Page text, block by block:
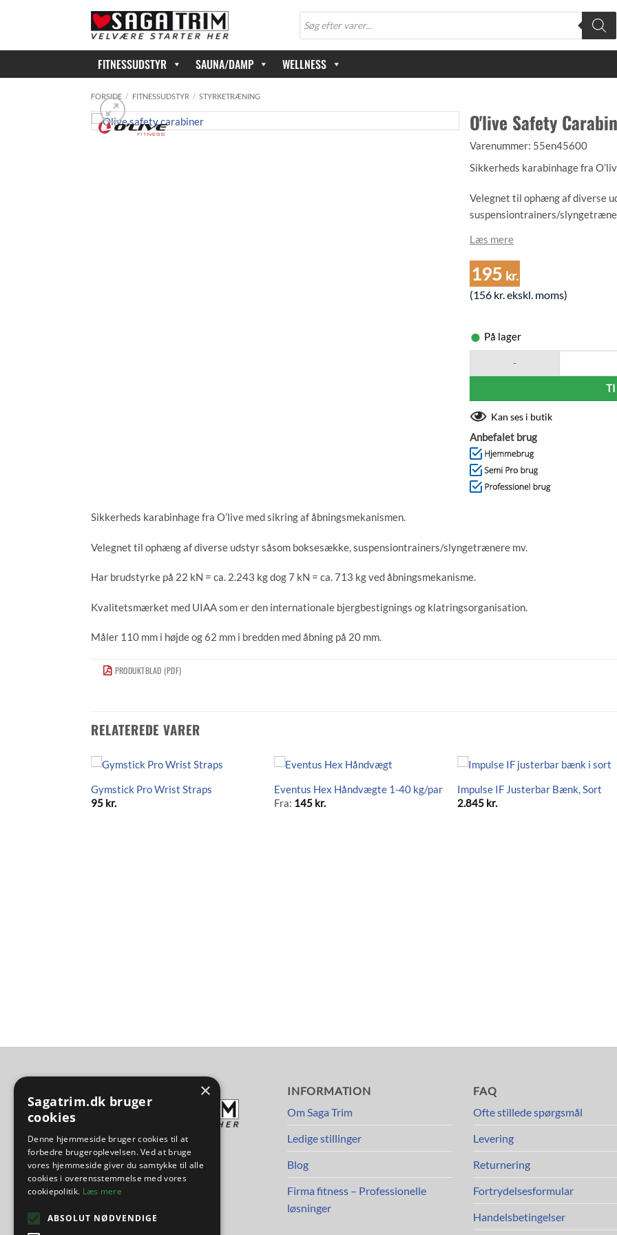
Products
search
FITNESSUDSTYR SAUNA/DAMP WELLNESS
FORSIDE / FITNESSUDSTYR / STYRKETRÆNING
O'live Safety
Varenummer: 55en45600
Sikkerheds karabinhage fra
Velegnet til ophæng af diverse
suspensiontrainers/
Har brudstyrke på 22 kN = ca.
åbningsmekanisme.
Kvalitetsmærket med UIAA som
Måler 110 mm i højde og 62 mm
Læs mere
195 kr.
(156 kr.ekskl. moms)
På lager
Kan ses i butik
Anbefalet brug
Sikkerheds karabinhage fra O’live med sikring af åbningsmekanismen.
Velegnet til ophæng af diverse udstyr såsom boksesække, suspensiontrainers/slyngetrænere mv.
Har brudstyrke på 22 kN = ca. 2.243 kg dog 7 kN = ca. 713 kg ved åbningsmekanisme.
Kvalitetsmærket med UIAA som er den internationale bjergbestignings og klatringsorganisation.
Måler 110 mm i højde og 62 mm i bredden med åbning på 20 mm.
PRODUKTBLAD (PDF)
RELATEREDE VARER
Gymstick Pro Wrist Straps
95 kr.
Eventus Hex Håndvægte 1-40 kg/par
Fra: 145 kr.
Impulse IF Justerbar Bænk, Sort
2.845 kr.
INFORMATION
Om Saga Trim
Ledige stillinger
Blog
Firma fitness – Professionelle
løsninger
FAQ
Ofte stillede spørgsmål
Levering
Returnering
Fortrydelsesformular
Handelsbetingelser
×
Sagatrim.dk bruger
cookies
Denne hjemmeside bruger cookies til at
forbedre brugeroplevelsen. Ved at bruge
vores hjemmeside giver du samtykke til alle
cookies i overensstemmelse med vores
cookiepolitik. Læs mere
ABSOLUT NØDVENDIGE